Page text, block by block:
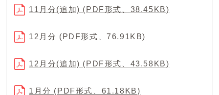
11月分(追加) (PDF形式、38.45KB)
12月分 (PDF形式、76.91KB)
12月分(追加) (PDF形式、43.58KB)
1月分 (PDF形式、61.18KB)